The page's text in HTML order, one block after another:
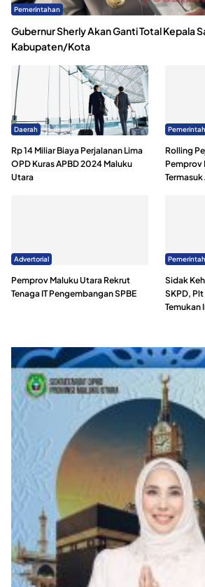
Pemerintahan
Gubernur Sherly Akan Ganti Total Kepala
Kabupaten/Kota
Daerah
Rp 14 Miliar Biaya Perjalanan Lima
OPD Kuras APBD 2024 Maluku
Utara
Rolling
Pemprov
Advertorial
Pemprov Maluku Utara Rekrut
Tenaga IT Pengembangan SPBE
Sidak
SKPD,
Temukan